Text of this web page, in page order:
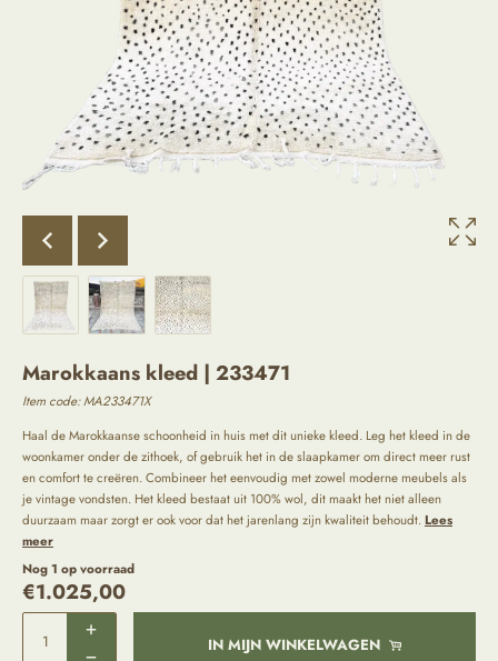
Marokkaans kleed | 233471
Item code: MA233471X
Haal de Marokkaanse schoonheid in huis met dit unieke kleed. Leg het kleed in de
woonkamer onder de zithoek, of gebruik het in de slaapkamer om direct meer rust
en comfort te creëren. Combineer het eenvoudig met zowel moderne meubels als
je vintage vondsten. Het kleed bestaat uit 100% wol, dit maakt het niet alleen
duurzaam maar zorgt er ook voor dat het jarenlang zijn kwaliteit behoudt.Lees
meer
Nog 1 op voorraad
€1.025,00
IN MIJN WINKELWAGEN